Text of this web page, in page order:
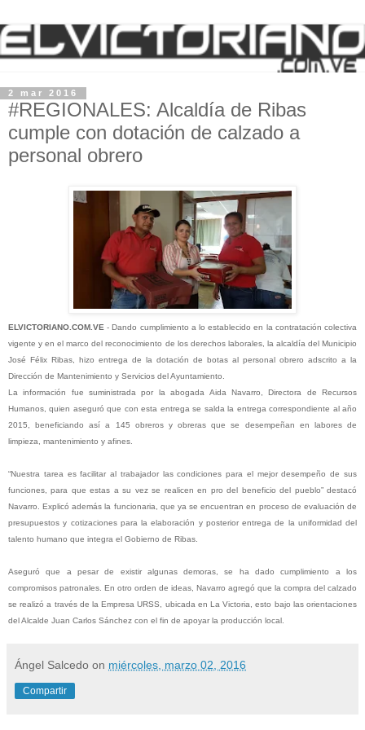
2 mar 2016
#REGIONALES: Alcaldía de Ribas
cumple con dotación de calzado a
personal obrero
ELVICTORIANO.COM.VE - Dando cumplimiento a lo establecido en la contratación colectiva
vigente y en el marco del reconocimiento de los derechos laborales, la alcaldía del Municipio
José Félix Ribas, hizo entrega de la dotación de botas al personal obrero adscrito a la
Dirección de Mantenimiento y Servicios del Ayuntamiento.
La información fue suministrada por la abogada Aida Navarro, Directora de Recursos
Humanos, quien aseguró que con esta entrega se salda la entrega correspondiente al año
2015, beneficiando así a 145 obreros y obreras que se desempeñan en labores de
limpieza, mantenimiento y afines.
“Nuestra tarea es facilitar al trabajador las condiciones para el mejor desempeño de sus
funciones, para que estas a su vez se realicen en pro del beneficio del pueblo” destacó
Navarro. Explicó además la funcionaria, que ya se encuentran en proceso de evaluación de
presupuestos y cotizaciones para la elaboración y posterior entrega de la uniformidad del
talento humano que integra el Gobierno de Ribas.
Aseguró que a pesar de existir algunas demoras, se ha dado cumplimiento a los
compromisos patronales. En otro orden de ideas, Navarro agregó que la compra del calzado
se realizó a través de la Empresa URSS, ubicada en La Victoria, esto bajo las orientaciones
del Alcalde Juan Carlos Sánchez con el fin de apoyar la producción local.
Ángel Salcedo on miércoles, marzo 02, 2016
Compartir